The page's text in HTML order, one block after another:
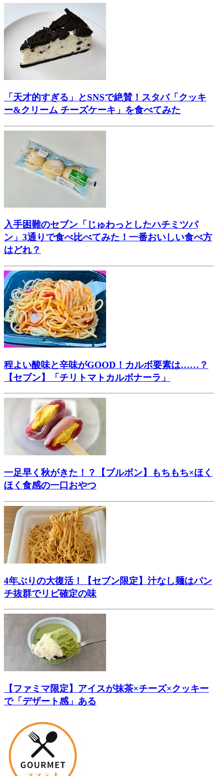
「天才的すぎる」とSNSで絶賛！スタバ「クッキ
ー&クリーム チーズケーキ」を食べてみた
入手困難のセブン「じゅわっとしたハチミツパ
ン」3通りで食べ比べてみた！一番おいしい食べ方
はどれ？
程よい酸味と辛味がGOOD！カルボ要素は……？
【セブン】「チリトマトカルボナーラ」
一足早く秋がきた！？【ブルボン】もちもち×ほく
ほく食感の一口おやつ
4年ぶりの大復活！【セブン限定】汁なし麺はパン
チ抜群でリピ確定の味
【ファミマ限定】アイスが抹茶×チーズ×クッキー
で「デザート感」ある